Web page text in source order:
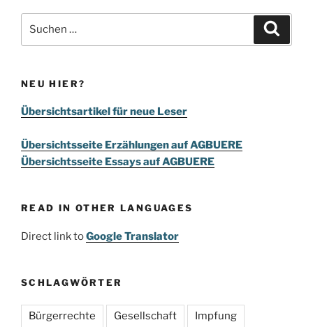
nach:
NEU HIER?
Übersichtsartikel für neue Leser
Übersichtsseite Erzählungen auf AGBUERE
Übersichtsseite Essays auf AGBUERE
READ IN OTHER LANGUAGES
Direct link toGoogle Translator
SCHLAGWÖRTER
Bürgerrechte Gesellschaft Impfung